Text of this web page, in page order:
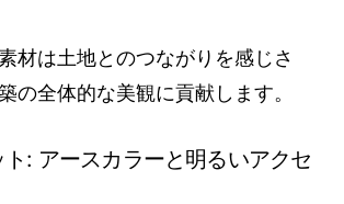
材は土地とのつながりを感じさ
の全体的な美観に貢献します。
: アースカラーと明るいアクセ